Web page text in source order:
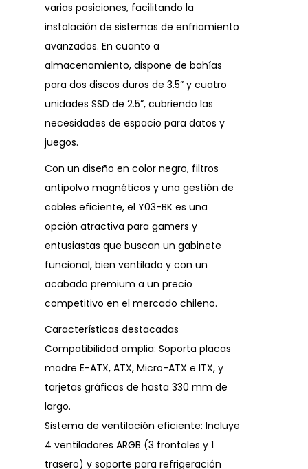
varias posiciones, facilitando la
instalación de sistemas de enfriamiento
avanzados. En cuanto a
almacenamiento, dispone de bahías
para dos discos duros de 3.5” y cuatro
unidades SSD de 2.5”, cubriendo las
necesidades de espacio para datos y
juegos.
Con un diseño en color negro, filtros
antipolvo magnéticos y una gestión de
cables eficiente, el Y03-BK es una
opción atractiva para gamers y
entusiastas que buscan un gabinete
funcional, bien ventilado y con un
acabado premium a un precio
competitivo en el mercado chileno.
Características destacadas
Compatibilidad amplia: Soporta placas
madre E-ATX, ATX, Micro-ATX e ITX, y
tarjetas gráficas de hasta 330 mm de
largo.
Sistema de ventilación eficiente: Incluye
4 ventiladores ARGB (3 frontales y 1
trasero) y soporte para refrigeración